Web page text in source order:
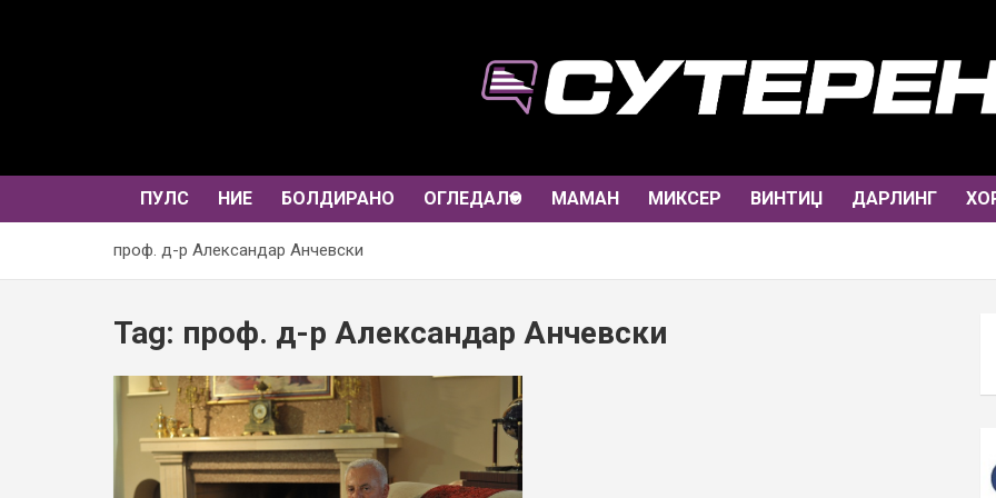
ПУЛС НИЕ БОЛДИРАНО ОГЛЕДАЛО МАМАН МИКСЕР ВИНТИЏ ДАРЛИНГ
проф. д-р Александар Анчевски
Tag: проф. д-р Александар Анчевски